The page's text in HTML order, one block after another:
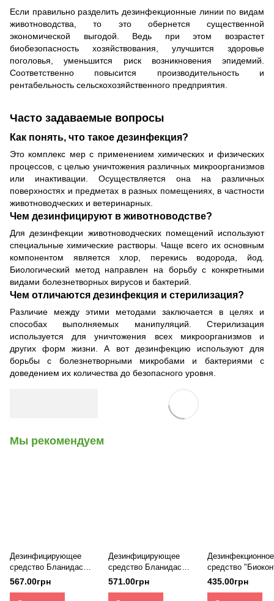
Если правильно разделить дезинфекционные линии по видам
животноводства, то это обернется существенной
экономической выгодой. Ведь при этом возрастет
биобезопасность хозяйствования, улучшится здоровье
поголовья, уменьшится риск возникновения эпидемий.
Соответственно повысится производительность и
рентабельность сельскохозяйственного предприятия.
Часто задаваемые вопросы
Как понять, что такое дезинфекция?
Это комплекс мер с применением химических и физических
процессов, с целью уничтожения различных микроорганизмов
или инактивации. Осуществляется она на различных
поверхностях и предметах в разных помещениях, в частности
животноводческих и ветеринарных.
Чем дезинфицируют в животноводстве?
Для дезинфекции животноводческих помещений используют
специальные химические растворы. Чаще всего их основным
компонентом является хлор, перекись водорода, йод.
Биологический метод направлен на борьбу с конкретными
видами болезнетворных вирусов и бактерий.
Чем отличаются дезинфекция и стерилизация?
Различие между этими методами заключается в целях и
способах выполняемых манипуляций. Стерилизация
используется для уничтожения всех микроорганизмов и
других форм жизни. А вот дезинфекцию используют для
борьбы с болезнетворными микробами и бактериями с
доведением их количества до безопасного уровня.
Мы рекомендуем
Дезинфицирующее
средство Бланидас
Актив
567.00грн
Дезинфицирующее
средство Бланидас
комби 3000
571.00грн
Дезинфекционное
средство
плюс", 1 л
435.00грн